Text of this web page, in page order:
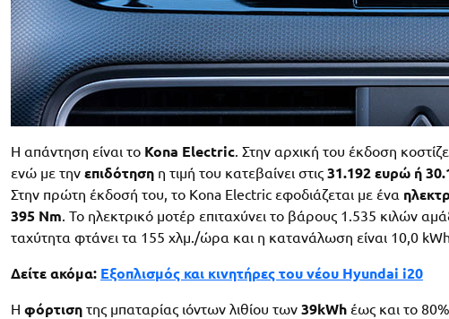
Η απάντηση είναι το Kona Electric. Στην αρχική του έκδοση
ενώ με την επιδότηση η τιμή του κατεβαίνει στις 31.192 ευρώ ή
Στην πρώτη έκδοσή του, το Kona Electric εφοδιάζεται με ένα
395 Nm. Το ηλεκτρικό μοτέρ επιταχύνει το βάρους 1.535 κιλών
ταχύτητα φτάνει τα 155 χλμ./ώρα και η κατανάλωση είναι 10,0
Δείτε ακόμα: Εξοπλισμός και κινητήρες του νέου Hyundai i20
Η φόρτιση της μπαταρίας ιόντων λιθίου των 39kWh έως και το